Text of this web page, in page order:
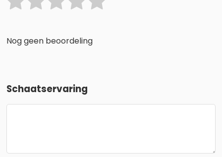
Nog geen beoordeling
Schaatservaring